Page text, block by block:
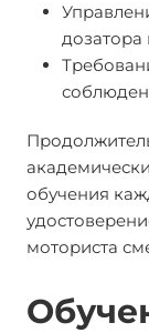
дозатора
обучения
моториста